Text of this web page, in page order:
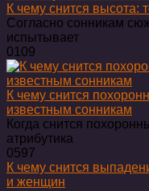
К чему снится высота:
Согласно сонникам
испытывает
0109
К чему снится
известным сонникам
Когда снится
атрибутика
0597
К чему снится
и женщин